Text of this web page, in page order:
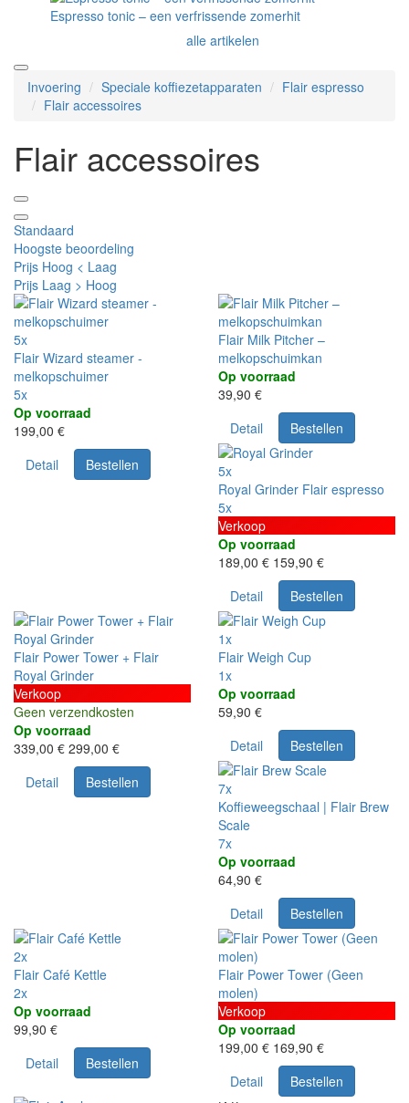
Espresso tonic – een verfrissende zomerhit
alle artikelen
Invoering Speciale koffiezetapparaten
Flair espresso
Flair accessoires
Flair accessoires
Standaard
Hoogste beoordeling
Prijs Hoog < Laag
Prijs Laag > Hoog
5x
Flair Wizard steamer -
melkopschuimer
5x
Op voorraad
199,00 €
Detail
Bestellen
Flair Milk Pitcher –
melkopschuimkan
Op voorraad
39,90 €
Detail
Bestellen
5x
Royal Grinder Flair espresso
5x
Verkoop
Op voorraad
189,00 € 159,90 €
Detail
Bestellen
Flair Power Tower + Flair
Royal Grinder
Verkoop
Geen verzendkosten
Op voorraad
339,00 € 299,00 €
Detail
Bestellen
1x
Flair Weigh Cup
1x
Op voorraad
59,90 €
Detail
Bestellen
7x
Koffieweegschaal | Flair Brew
Scale
7x
Op voorraad
64,90 €
Detail
Bestellen
2x
Flair Café Kettle
2x
Op voorraad
99,90 €
Detail
Bestellen
Flair Power Tower (Geen
molen)
Verkoop
Op voorraad
199,00 € 169,90 €
Detail
Bestellen